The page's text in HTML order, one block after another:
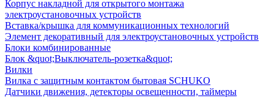
Корпус накладной для открытого монтажа
электроустановочных устройств
Вставка/крышка для коммуникационных технологий
Элемент декоративный для электроустановочных устройств
Блоки комбинированные
Блок &quot;Выключатель-розетка&quot;
Вилки
Вилка с защитным контактом бытовая SCHUKO
Датчики движения, детекторы освещенности, таймеры